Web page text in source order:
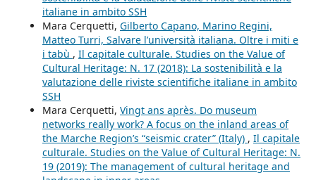
italiane in ambito SSH
Mara Cerquetti, Gilberto Capano, Marino Regini,
Matteo Turri, Salvare l’università italiana. Oltre i miti e
i tabù , Il capitale culturale. Studies on the Value of
Cultural Heritage: N. 17 (2018): La sostenibilità e la
valutazione delle riviste scientifiche italiane in ambito
SSH
Mara Cerquetti, Vingt ans après. Do museum
networks really work? A focus on the inland areas of
the Marche Region’s “seismic crater” (Italy) , Il capitale
culturale. Studies on the Value of Cultural Heritage: N.
19 (2019): The management of cultural heritage and